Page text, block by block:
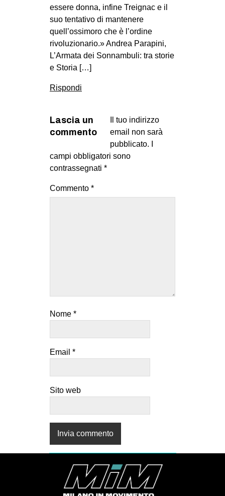
essere donna, infine Treignac e il
suo tentativo di mantenere
quell’ossimoro che è l’ordine
rivoluzionario.» Andrea Parapini,
L’Armata dei Sonnambuli: tra storie
e Storia […]
Rispondi
Lascia un
commento
Il tuo indirizzo
email non sarà
pubblicato.
campi obbligatori sono
contrassegnati *
Commento *
Nome *
Email *
Sito web